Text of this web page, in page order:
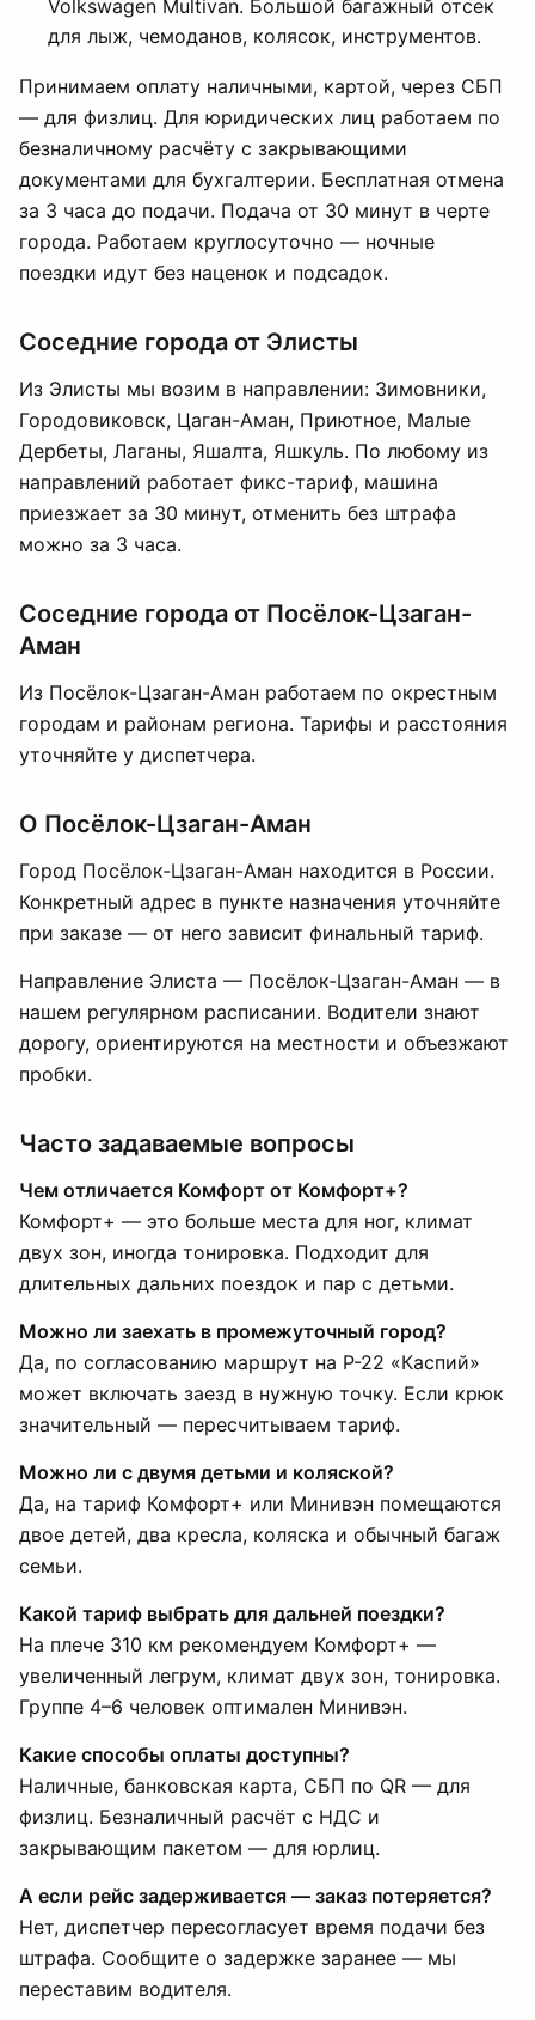
Volkswagen Multivan. Большой багажный отсек
для лыж, чемоданов, колясок, инструментов.
Принимаем оплату наличными, картой, через СБП
— для физлиц. Для юридических лиц работаем по
безналичному расчёту с закрывающими
документами для бухгалтерии. Бесплатная отмена
за 3 часа до подачи. Подача от 30 минут в черте
города. Работаем круглосуточно — ночные
поездки идут без наценок и подсадок.
Соседние города от Элисты
Из Элисты мы возим в направлении: Зимовники,
Городовиковск, Цаган-Аман, Приютное, Малые
Дербеты, Лаганы, Яшалта, Яшкуль. По любому из
направлений работает фикс-тариф, машина
приезжает за 30 минут, отменить без штрафа
можно за 3 часа.
Соседние города от Посёлок-Цзаган-
Аман
Из Посёлок-Цзаган-Аман работаем по окрестным
городам и районам региона. Тарифы и расстояния
уточняйте у диспетчера.
О Посёлок-Цзаган-Аман
Город Посёлок-Цзаган-Аман находится в России.
Конкретный адрес в пункте назначения уточняйте
при заказе — от него зависит финальный тариф.
Направление Элиста — Посёлок-Цзаган-Аман — в
нашем регулярном расписании. Водители знают
дорогу, ориентируются на местности и объезжают
пробки.
Часто задаваемые вопросы
Чем отличается Комфорт от Комфорт+?
Комфорт+ — это больше места для ног, климат
двух зон, иногда тонировка. Подходит для
длительных дальних поездок и пар с детьми.
Можно ли заехать в промежуточный город?
Да, по согласованию маршрут на Р-22 «Каспий»
может включать заезд в нужную точку. Если крюк
значительный — пересчитываем тариф.
Можно ли с двумя детьми и коляской?
Да, на тариф Комфорт+ или Минивэн помещаются
двое детей, два кресла, коляска и обычный багаж
семьи.
Какой тариф выбрать для дальней поездки?
На плече 310 км рекомендуем Комфорт+ —
увеличенный легрум, климат двух зон, тонировка.
Группе 4–6 человек оптимален Минивэн.
Какие способы оплаты доступны?
Наличные, банковская карта, СБП по QR — для
физлиц. Безналичный расчёт с НДС и
закрывающим пакетом — для юрлиц.
А если рейс задерживается — заказ потеряется?
Нет, диспетчер пересогласует время подачи без
штрафа. Сообщите о задержке заранее — мы
переставим водителя.